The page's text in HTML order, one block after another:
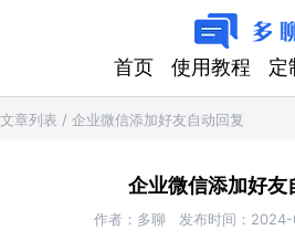
首页 使用教程 定
文章列表 / 企业微信添加好友自动回复
企业微信添加好友
作者： 多聊 发布时间：